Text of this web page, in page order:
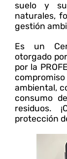
suelo y
naturales,
gestión
Es un
otorgado
por la
ambiental,
consumo
residuos.
protección